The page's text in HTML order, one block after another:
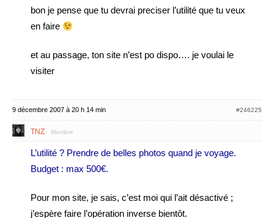
bon je pense que tu devrai preciser l’utilité que tu veux
en faire
et au passage, ton site n’est po dispo…. je voulai le
visiter
9 décembre 2007 à 20 h 14 min #246225
TNZ Membre
L’utilité ? Prendre de belles photos quand je voyage.
Budget : max 500€.
Pour mon site, je sais, c’est moi qui l’ait désactivé ;
j’espère faire l’opération inverse bientôt.